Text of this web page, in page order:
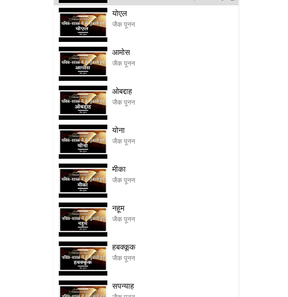
योएल
जैक पूनन
आमोस
जैक पूनन
ओबद्दाह
जैक पूनन
योना
जैक पूनन
मीका
जैक पूनन
नहूम
जैक पूनन
हबक्कूक
जैक पूनन
सपन्याह